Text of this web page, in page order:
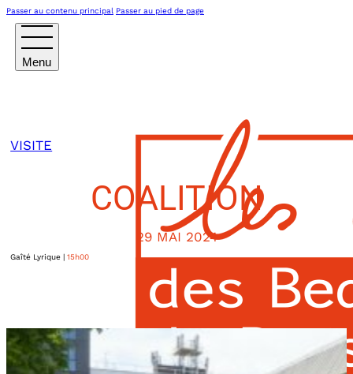
Passer au contenu principal Passer au pied de page
VISITE
COALITION
29 MAI 2024
Gaîté Lyrique
15h00
Paris
75003